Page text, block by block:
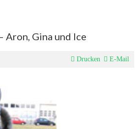
Aron, Gina und Ice
Drucken E-Mail